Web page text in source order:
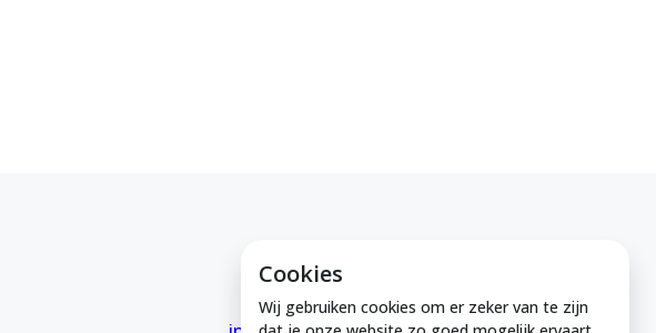
Cookies
Wij gebruiken cookies om er zeker van te zijn
E-mail ons